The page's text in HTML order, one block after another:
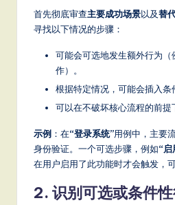
w
d
D
首先彻底审查主要成功场景以及替
寻找以下情况的步骤：
可能会可选地发生额外行为
作）。
根据特定情况，可能会插入条
可以在不破坏核心流程的前提
示例 ：在“登录系统”用例中，主要
身份验证。一个可选步骤，例如“启
在用户启用了此功能时才会触发，
2. 识别可选或条件